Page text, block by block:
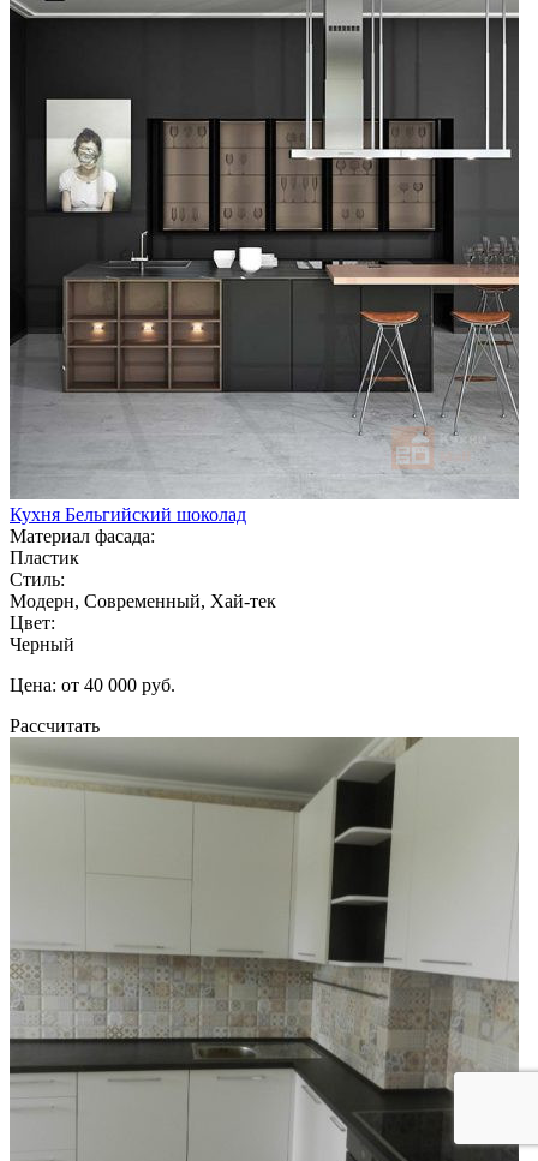
Кухня Бельгийский шоколад
Материал фасада:
Пластик
Стиль:
Модерн, Современный, Хай-тек
Цвет:
Черный
Цена: от 40 000 руб.
Рассчитать